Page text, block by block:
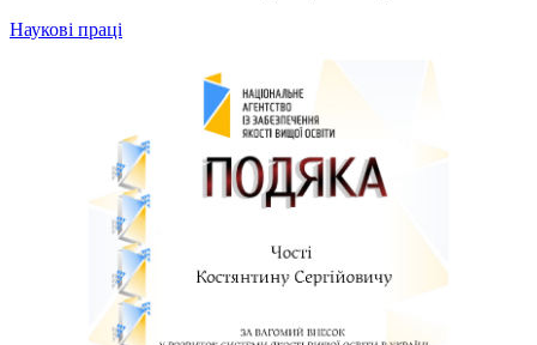
Наукові праці